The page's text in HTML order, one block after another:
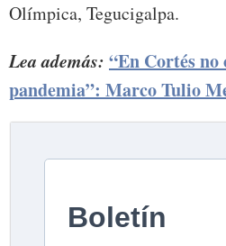
Olímpica, Tegucigalpa.
Lea además: “En Cortés no
pandemia”: Marco Tulio